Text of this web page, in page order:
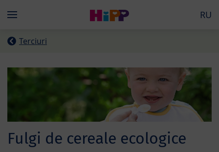
Menü RU
Terciuri
Fulgi de cereale ecologice